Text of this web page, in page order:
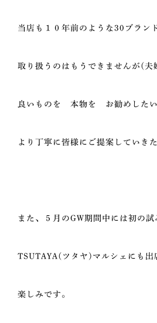
当店も１０年前のような30ブラン
取り扱うのはもうできませんが(夫
良いものを 本物を お勧めしたい
より丁寧に皆様にご提案していき
また、５月のGW期間中には初の試
TSUTAYA(ツタヤ)マルシェにも出
楽しみです。